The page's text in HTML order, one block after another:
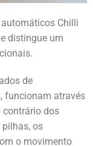
Chilli
distingue um
de
funcionam através
contrário dos
os
o movimento